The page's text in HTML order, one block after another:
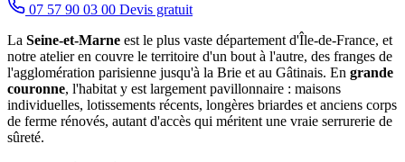
07 57 90 03 00 Devis gratuit
La Seine-et-Marne est le plus vaste département d'Île-de-France, et
notre atelier en couvre le territoire d'un bout à l'autre, des franges de
l'agglomération parisienne jusqu'à la Brie et au Gâtinais. En grande
couronne, l'habitat y est largement pavillonnaire : maisons
individuelles, lotissements récents, longères briardes et anciens corps
de ferme rénovés, autant d'accès qui méritent une vraie serrurerie de
sûreté.